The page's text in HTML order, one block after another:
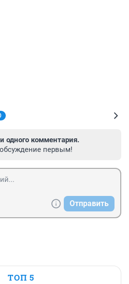
одного комментария.
первым!
Отправить
ТОП 5